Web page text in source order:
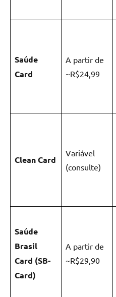
Saúde
Card
A partir de
~R$24,99
Clean Card
Variável
(consulte)
Saúde
Brasil
Card (SB-
Card)
A partir de
~R$29,90